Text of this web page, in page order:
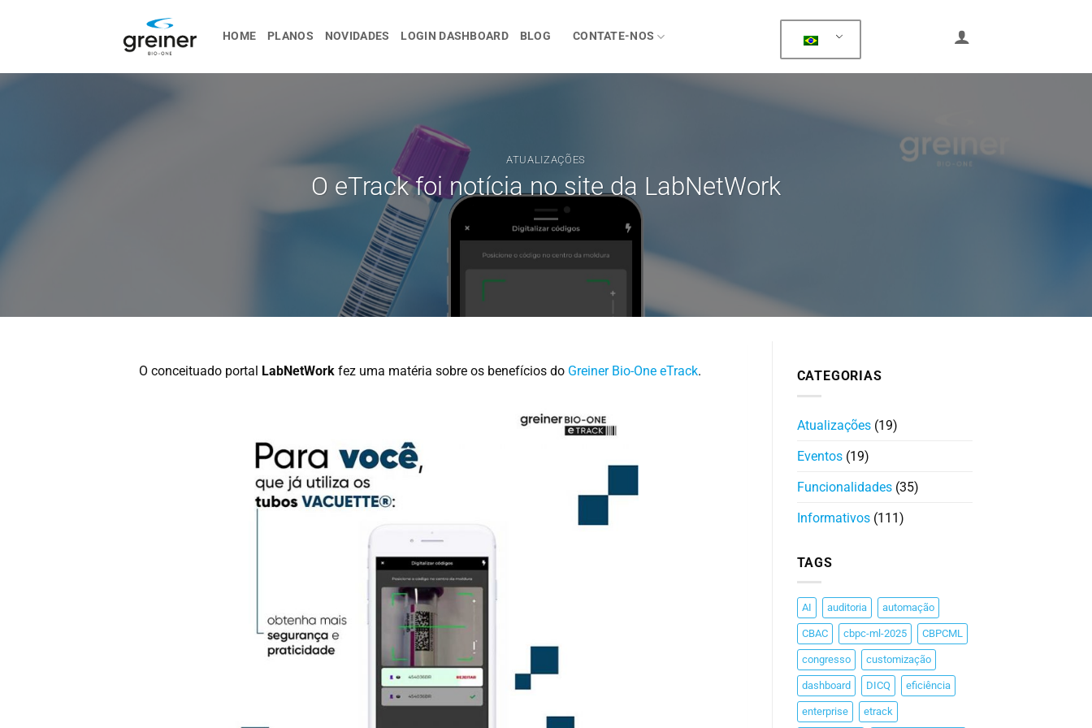
conteúdo
HOME PLANOS NOVIDADES LOGIN DASHBOARD BLOG CONTATE-NOS
ATUALIZAÇÕES
O eTrack foi notícia no site da LabNetWork
O conceituado portal LabNetWork fez uma matéria sobre os benefícios do Greiner Bio-One eTrack. CATEGORIAS
Atualizações(19)
Eventos(19)
Funcionalidades(35)
Informativos(111)
TAGS
AI auditoria automação
CBAC cbpc-ml-2025 CBPCML
congresso customização
dashboard DICQ eficiência
enterprise etrack